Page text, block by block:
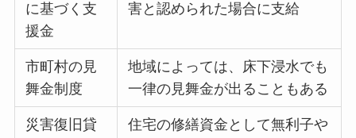
に基づく支
援金
害と認められた場合に支給
市町村の見
舞金制度
地域によっては、床下浸水でも
一律の見舞金が出ることもある
災害復旧貸
住宅の修繕資金として無利子や